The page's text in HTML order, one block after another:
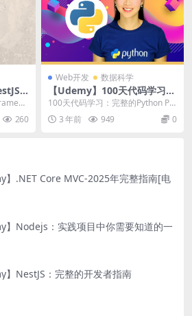
a
260
Web开发 数据科学
【Udemy】100天代码学习：
完整的Python Pro训练课程
100天代码学习：完整的Python Pr
o训练课程 | 100 Days of...
3 年前 949 0
】.NET Core MVC-2025年完整指南[电
】Nodejs：实践项目中你需要知道的一
】NestJS：完整的开发者指南